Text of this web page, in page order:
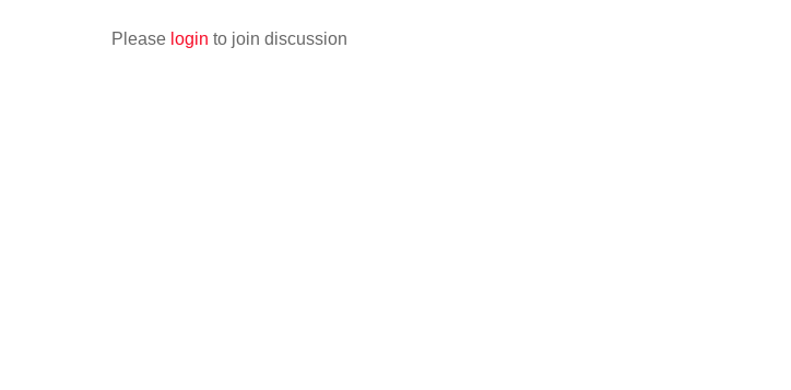
Please login to join discussion